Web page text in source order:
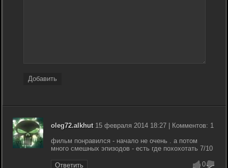
Добавить
oleg72.alkhut15 февраля 2014 18:27 | Комментов: 1
фильм понравился - начало не очень . а потом
много смешных эпизодов - есть где похохотать 7/10
Ответить 0